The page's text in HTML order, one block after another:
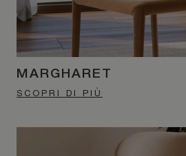
MARGHARET
SCOPRI DI PIÙ